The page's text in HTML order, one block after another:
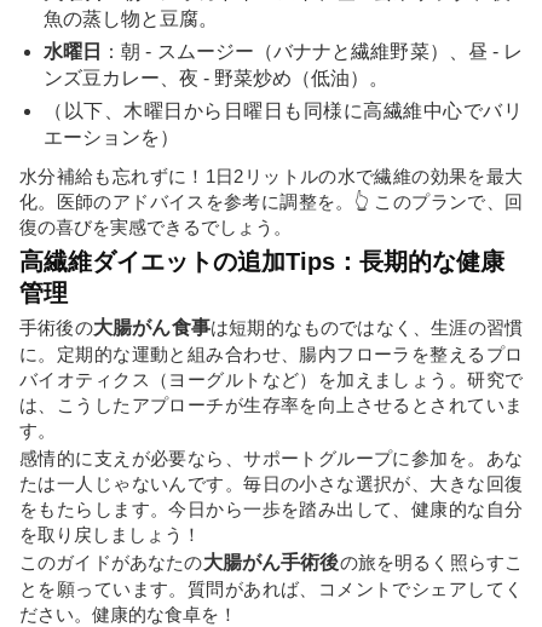
魚の蒸し物と豆腐。
水曜日
：朝 - スムージー（バナナと繊維野菜）、昼 - レ
ンズ豆カレー、夜 - 野菜炒め（低油）。
（以下、木曜日から日曜日も同様に高繊維中心でバリ
エーションを）
水分補給も忘れずに！1日2リットルの水で繊維の効果を最大
化。医師のアドバイスを参考に調整を。👆 このプランで、回
復の喜びを実感できるでしょう。
高繊維ダイエットの追加Tips：長期的な健康
管理
手術後の大腸がん食事は短期的なものではなく、生涯の習慣
に。定期的な運動と組み合わせ、腸内フローラを整えるプロ
バイオティクス（ヨーグルトなど）を加えましょう。研究で
は、こうしたアプローチが生存率を向上させるとされていま
す。
感情的に支えが必要なら、サポートグループに参加を。あな
たは一人じゃないんです。毎日の小さな選択が、大きな回復
をもたらします。今日から一歩を踏み出して、健康的な自分
を取り戻しましょう！
このガイドがあなたの大腸がん手術後の旅を明るく照らすこ
とを願っています。質問があれば、コメントでシェアしてく
ださい。健康的な食卓を！